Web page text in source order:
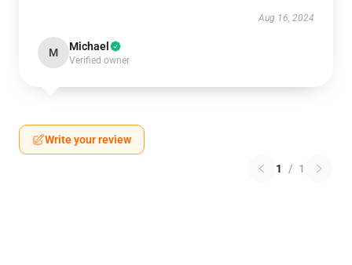
Aug 16, 2024
M Michael
Verified owner
Write your review
1 / 1